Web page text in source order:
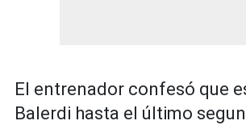
El entrenador confesó que
Balerdi hasta el último